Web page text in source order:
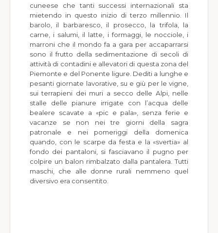
cuneese che tanti successi internazionali sta
mietendo in questo inizio di terzo millennio. Il
barolo, il barbaresco, il prosecco, la trifola, la
carne, i salumi, il latte, i formaggi, le nocciole, i
marroni che il mondo fa a gara per accaparrarsi
sono il frutto della sedimentazione di secoli di
attività di contadini e allevatori di questa zona del
Piemonte e del Ponente ligure. Dediti a lunghe e
pesanti giornate lavorative, su e giù per le vigne,
sui terrapieni dei muri a secco delle Alpi, nelle
stalle delle pianure irrigate con l’acqua delle
bealere scavate a «pic e pala», senza ferie e
vacanze se non nei tre giorni della sagra
patronale e nei pomeriggi della domenica
quando, con le scarpe da festa e la «svertia» al
fondo dei pantaloni, si fasciavano il pugno per
colpire un balon rimbalzato dalla pantalera. Tutti
maschi, che alle donne rurali nemmeno quel
diversivo era consentito.